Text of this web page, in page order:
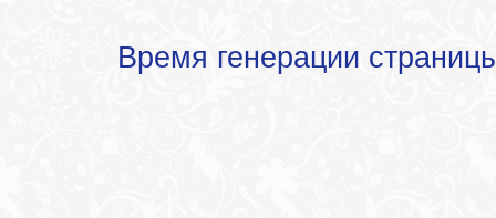
Время генерации